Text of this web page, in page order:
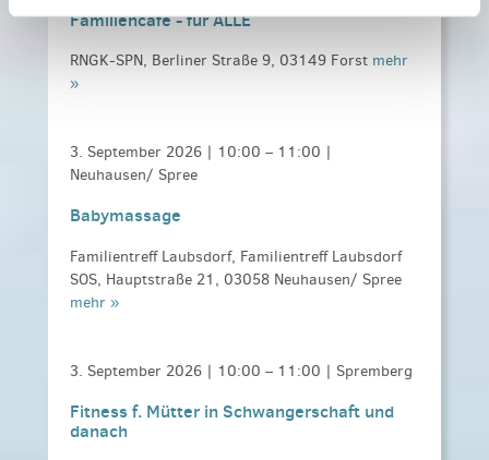
Familiencafé - für ALLE
RNGK-SPN, Berliner Straße 9, 03149 Forst mehr
»
3. September 2026 | 10:00 – 11:00 |
Neuhausen/ Spree
Babymassage
Familientreff Laubsdorf, Familientreff Laubsdorf
SOS, Hauptstraße 21, 03058 Neuhausen/ Spree
mehr »
3. September 2026 | 10:00 – 11:00 | Spremberg
Fitness f. Mütter in Schwangerschaft und
danach